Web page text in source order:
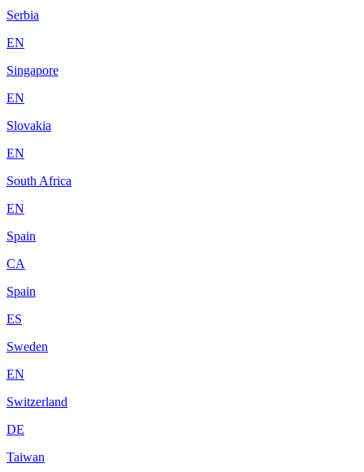
Serbia
EN
Singapore
EN
Slovakia
EN
South Africa
EN
Spain
CA
Spain
ES
Sweden
EN
Switzerland
DE
Taiwan